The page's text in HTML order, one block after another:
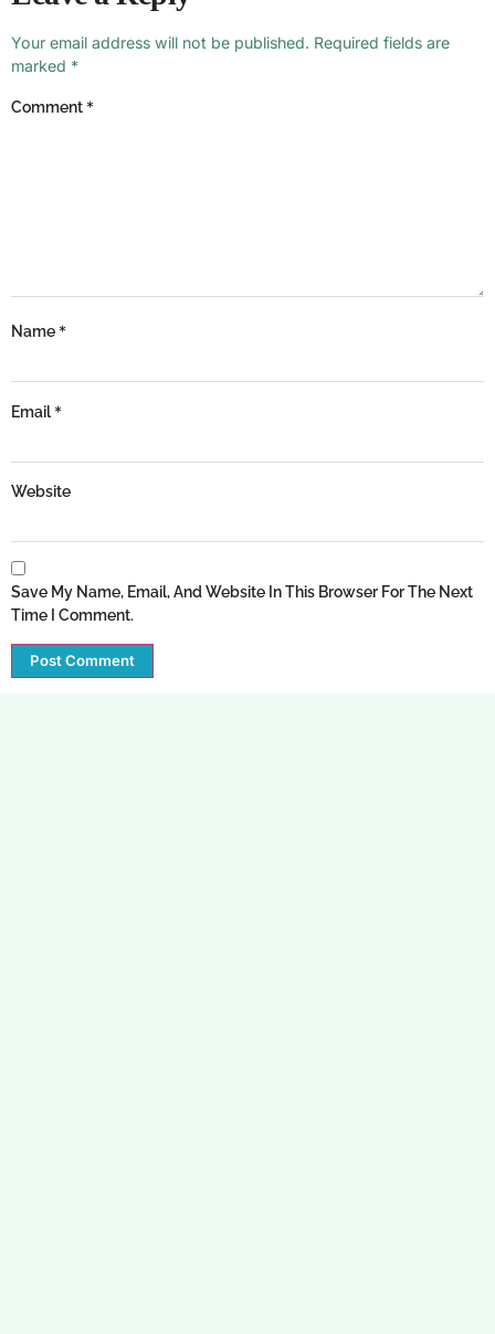
Your email address will not be published. Required fields are
marked *
Comment *
Name *
Email *
Website
Save My Name, Email, And Website In This Browser For The Next
Time I Comment.